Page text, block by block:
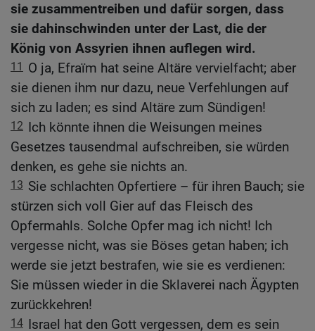
sie zusammentreiben und dafür sorgen, dass
sie dahinschwinden unter der Last, die der
König von Assyrien ihnen auflegen wird.
11
O ja, Efraïm hat seine Altäre vervielfacht; aber
sie dienen ihm nur dazu, neue Verfehlungen auf
sich zu laden; es sind Altäre zum Sündigen!
12 Ich könnte ihnen die Weisungen meines
Gesetzes tausendmal aufschreiben, sie würden
denken, es gehe sie nichts an.
13 Sie schlachten Opfertiere – für ihren Bauch; sie
stürzen sich voll Gier auf das Fleisch des
Opfermahls. Solche Opfer mag ich nicht! Ich
vergesse nicht, was sie Böses getan haben; ich
werde sie jetzt bestrafen, wie sie es verdienen:
Sie müssen wieder in die Sklaverei nach Ägypten
zurückkehren!
14 Israel hat den Gott vergessen, dem es sein